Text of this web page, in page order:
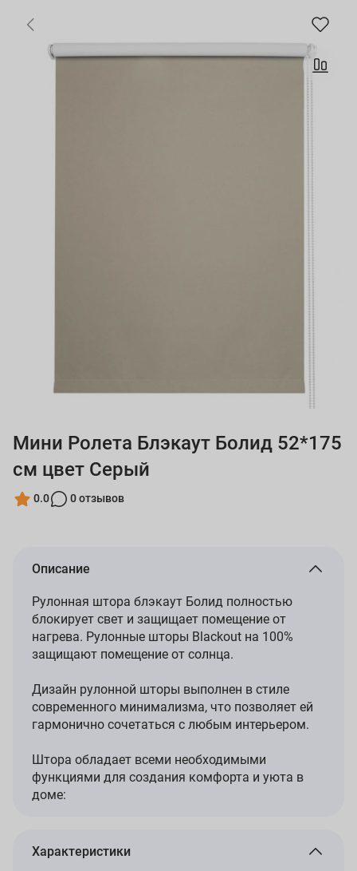
Мини Ролета Блэкаут Болид 52*175
см цвет Серый
0.0 0 отзывов
Описание
Рулонная штора блэкаут Болид полностью
блокирует свет и защищает помещение от
нагрева. Рулонные шторы Blackout на 100%
защищают помещение от солнца.
Дизайн рулонной шторы выполнен в стиле
современного минимализма, что позволяет ей
гармонично сочетаться с любым интерьером.
Штора обладает всеми необходимыми
функциями для создания комфорта и уюта в
доме:
Характеристики